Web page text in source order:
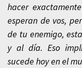
hacer
esperan de vos,
de tu enemigo,
y al día. Eso
sucede hoy en el